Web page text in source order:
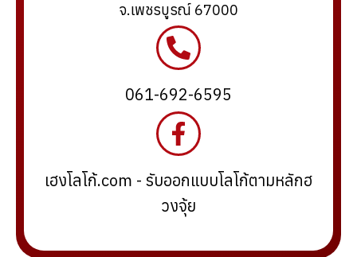
จ.เพชรบูรณ์ 67000
061-692-6595
เฮงโลโก้.com - รับออกแบบโลโก้ตามหลักฮ
วงจุ้ย